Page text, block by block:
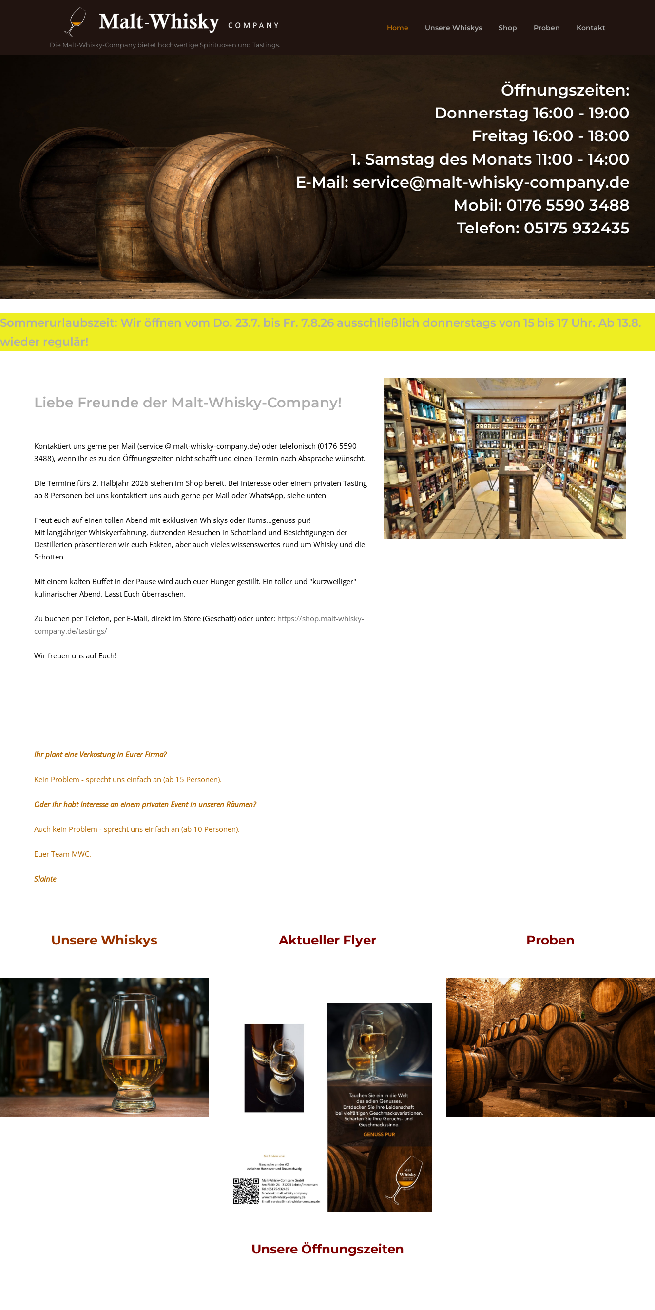
Die Malt-Whisky-Company bietet hochwertige Spirituosen und Tastings.
Home Unsere Whiskys Shop Proben Kontakt
Öffnungszeiten:
Donnerstag 16:00 - 19:00
Freitag 16:00 - 18:00
1. Samstag des Monats 11:00 - 14:00
E-Mail: service@malt-whisky-company.de
Mobil: 0176 5590 3488
Telefon: 05175 932435
Sommerurlaubszeit: Wir öffnen vom Do. 23.7. bis Fr. 7.8.26 ausschließlich donnerstags von 15 bis 17 Uhr. Ab 13.8.
wieder regulär!
Liebe Freunde der Malt-Whisky-Company!
Kontaktiert uns gerne per Mail (service @ malt-whisky-company.de) oder telefonisch (0176 5590
3488), wenn ihr es zu den Öffnungszeiten nicht schafft und einen Termin nach Absprache wünscht.
Die Termine fürs 2. Halbjahr 2026 stehen im Shop bereit. Bei Interesse oder einem privaten Tasting
ab 8 Personen bei uns kontaktiert uns auch gerne per Mail oder WhatsApp, siehe unten.
Freut euch auf einen tollen Abend mit exklusiven Whiskys oder Rums...genuss pur!
Mit langjähriger Whiskyerfahrung, dutzenden Besuchen in Schottland und Besichtigungen der
Destillerien präsentieren wir euch Fakten, aber auch vieles wissenswertes rund um Whisky und die
Schotten.
Mit einem kalten Buffet in der Pause wird auch euer Hunger gestillt. Ein toller und "kurzweiliger"
kulinarischer Abend. Lasst Euch überraschen.
Zu buchen per Telefon, per E-Mail, direkt im Store (Geschäft) oder unter: https://shop.malt-whisky-
company.de/tastings/
Wir freuen uns auf Euch!
Ihr plant eine Verkostung in Eurer Firma?
Kein Problem - sprecht uns einfach an (ab 15 Personen).
Oder ihr habt Interesse an einem privaten Event in unseren Räumen?
Auch kein Problem - sprecht uns einfach an (ab 10 Personen).
Euer Team MWC.
Slainte
Unsere Whiskys Aktueller Flyer Proben
Unsere Öffnungszeiten